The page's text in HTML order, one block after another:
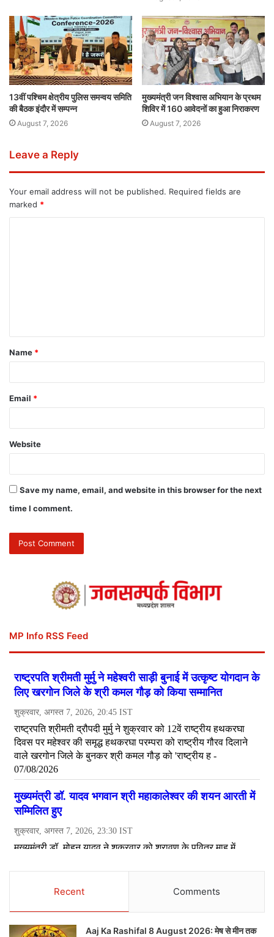
13वीं पश्चिम क्षेत्रीय पुलिस समन्वय समिति
की बैठक इंदौर में सम्पन्न
August 7, 2026
मुख्यमंत्री जन विश्वास अभियान के प्रथम
शिविर में 160 आवेदनों का हुआ निराकरण
August 7, 2026
Leave a Reply
Your email address will not be published. Required fields are
marked *
Name *
Email *
Website
Save my name, email, and website in this browser for the next
time I comment.
MP Info RSS Feed
Recent Comments
Aaj Ka Rashifal 8 August 2026: मेष से मीन तक